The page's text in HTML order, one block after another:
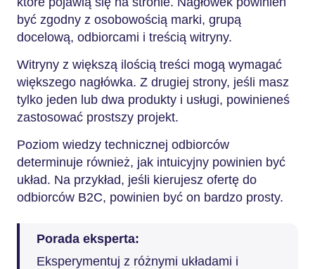
być zgodny z osobowością marki, grupą
docelową, odbiorcami i treścią witryny.
Witryny z większą ilością treści mogą wymagać
większego nagłówka. Z drugiej strony, jeśli masz
tylko jeden lub dwa produkty i usługi, powinieneś
zastosować prostszy projekt.
Poziom wiedzy technicznej odbiorców
determinuje również, jak intuicyjny powinien być
układ. Na przykład, jeśli kierujesz ofertę do
odbiorców B2C, powinien być on bardzo prosty.
Porada eksperta:
Eksperymentuj z różnymi układami i